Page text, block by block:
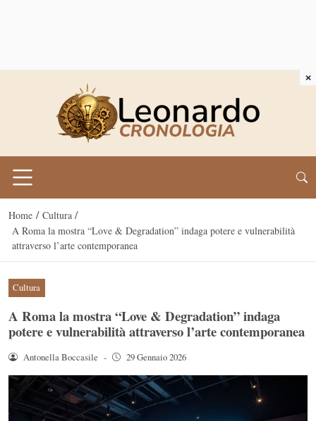
Home / Cultura /
A Roma la mostra “Love & Degradation” indaga potere e vulnerabilità
attraverso l’arte contemporanea
Cultura
A Roma la mostra “Love & Degradation” indaga
potere e vulnerabilità attraverso l’arte contemporanea
Antonella Boccasile - 29 Gennaio 2026
×